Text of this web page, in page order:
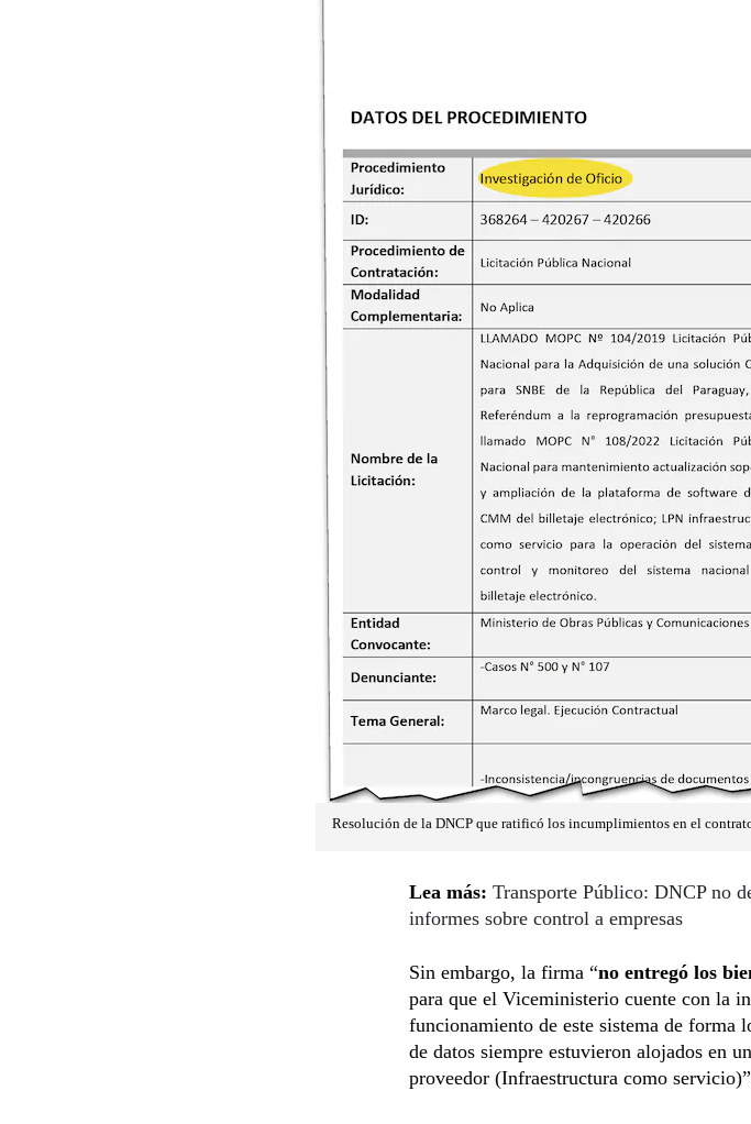
Resolución de la DNCP que ratificó los incumplimientos en el
Lea más: Transporte Público: DNCP no
informes sobre control a empresas
Sin embargo, la firma “no entregó los
para que el Viceministerio cuente con la
funcionamiento de este sistema de forma
de datos siempre estuvieron alojados en
proveedor (Infraestructura como